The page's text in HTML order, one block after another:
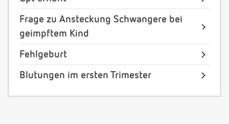
Frage zu Ansteckung Schwangere bei
geimpftem Kind
Fehlgeburt
Blutungen im ersten Trimester